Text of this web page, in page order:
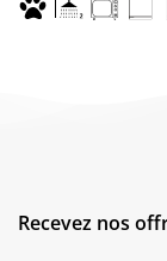
Recevez nos